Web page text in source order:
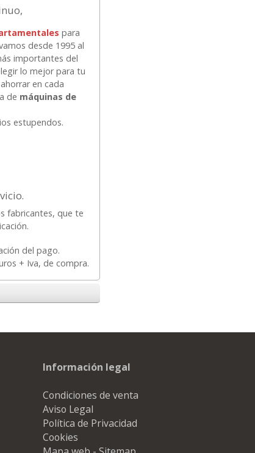
para
desde 1995 al
importantes del
lo mejor para tu
en cada
de máquinas de
estupendos.
fabricantes, que te
del pago.
+ Iva, de compra.
Información legal
Condiciones de venta
Aviso Legal
Política de Privacidad
Cookies